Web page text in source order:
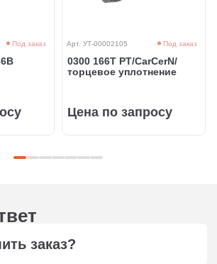
Под заказ Арт. УТ-00002105 Под заказ
0300 166T PT/CarCerN/
торцевое уплотнение
Цена по запросу
заказ?